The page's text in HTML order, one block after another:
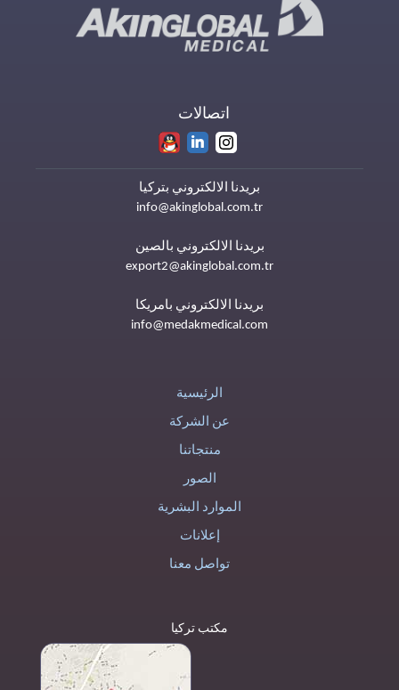
اتصالات
بريدنا الالكتروني بتركيا
info@akinglobal.com.tr
بريدنا الالكتروني بالصين
export2@akinglobal.com.tr
بريدنا الالكتروني بامريكا
info@medakmedical.com
الرئيسية
عن الشركة
منتجاتنا
الصور
الموارد البشرية
إعلانات
تواصل معنا
مكتب تركيا